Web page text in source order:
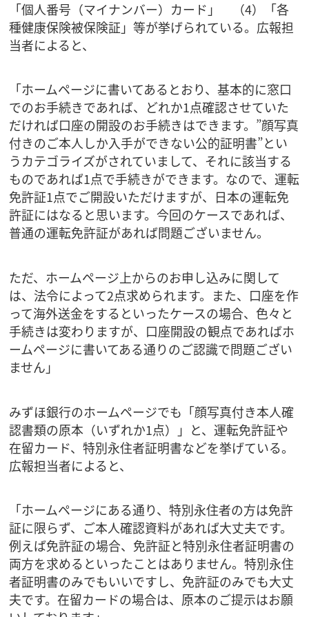
「個人番号（マイナンバー）カード」 （4）「各
種健康保険被保険証」等が挙げられている。広報担
当者によると、
「ホームページに書いてあるとおり、基本的に窓口
でのお手続きであれば、どれか1点確認させていた
だければ口座の開設のお手続きはできます。”顔写真
付きのご本人しか入手ができない公的証明書”とい
うカテゴライズがされていまして、それに該当する
ものであれば1点で手続きができます。なので、運転
免許証1点でご開設いただけますが、日本の運転免
許証にはなると思います。今回のケースであれば、
普通の運転免許証があれば問題ございません。
ただ、ホームページ上からのお申し込みに関して
は、法令によって2点求められます。また、口座を作
って海外送金をするといったケースの場合、色々と
手続きは変わりますが、口座開設の観点であればホ
ームページに書いてある通りのご認識で問題ござい
ません」
みずほ銀行のホームページでも「顔写真付き本人確
認書類の原本（いずれか1点）」と、運転免許証や
在留カード、特別永住者証明書などを挙げている。
広報担当者によると、
「ホームページにある通り、特別永住者の方は免許
証に限らず、ご本人確認資料があれば大丈夫です。
例えば免許証の場合、免許証と特別永住者証明書の
両方を求めるといったことはありません。特別永住
者証明書のみでもいいですし、免許証のみでも大丈
夫です。在留カードの場合は、原本のご提示はお願